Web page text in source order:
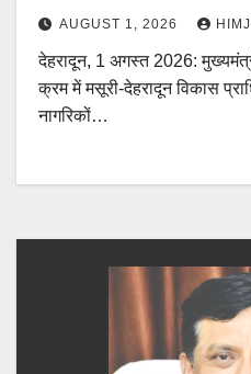
AUGUST 1, 2026
देहरादून, 1 अगस्त 2026:
क्रम में मसूरी-देहरादून विकास
नागरिकों…